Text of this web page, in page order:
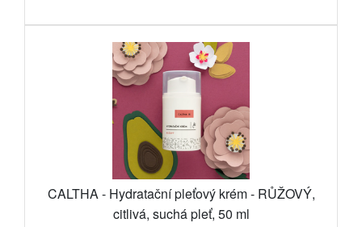
CALTHA - Hydratační pleťový krém - RŮŽOVÝ,
citlivá, suchá pleť, 50 ml